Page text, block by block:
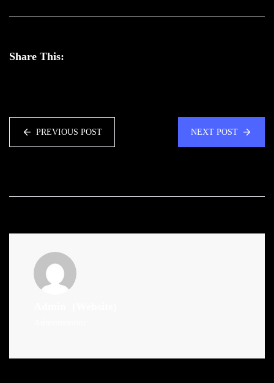
Share This:
PREVIOUS POST NEXT POST